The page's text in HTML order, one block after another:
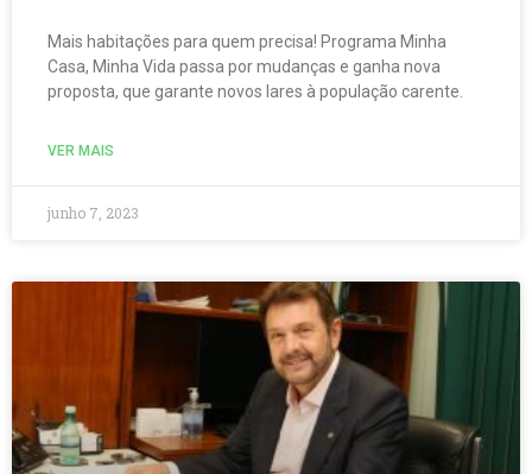
Mais habitações para quem precisa! Programa Minha
Casa, Minha Vida passa por mudanças e ganha nova
proposta, que garante novos lares à população carente.
VER MAIS
junho 7, 2023